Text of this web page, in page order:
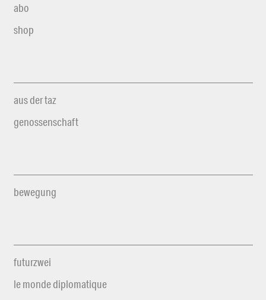
abo
shop
aus der taz
genossenschaft
bewegung
futurzwei
le monde diplomatique